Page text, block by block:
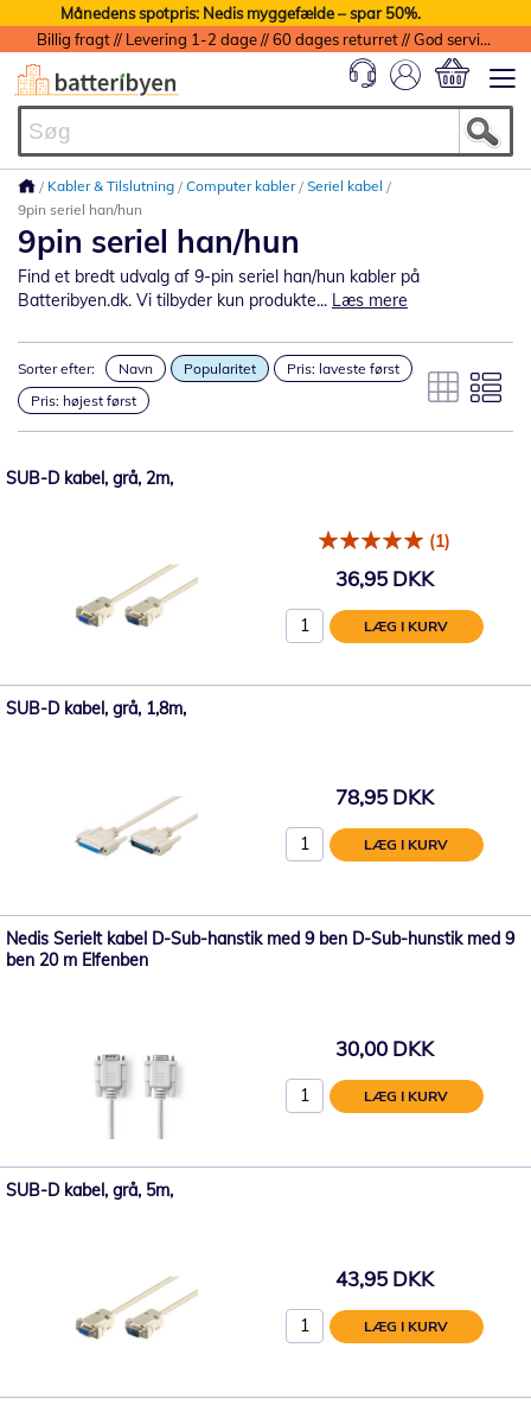
Månedens spotpris: Nedis myggefælde – spar 50%.
Billig fragt // Levering 1-2 dage // 60 dages returret // God service med garanti
Kabler & Tilslutning Computer kabler Seriel kabel
9pin seriel han/hun
9pin seriel han/hun
Find et bredt udvalg af 9-pin seriel han/hun kabler på
Batteribyen.dk. Vi tilbyder kun produkte... Læs mere
Sorter efter: Navn Popularitet
Pris: laveste først
Pris: højest først
SUB-D kabel, grå, 2m,
(1)
36,95 DKK
LÆG I KURV
SUB-D kabel, grå, 1,8m,
78,95 DKK
LÆG I KURV
Nedis Serielt kabel D-Sub-hanstik med 9 ben D-Sub-hunstik med 9
ben 20 m Elfenben
30,00 DKK
LÆG I KURV
SUB-D kabel, grå, 5m,
43,95 DKK
LÆG I KURV